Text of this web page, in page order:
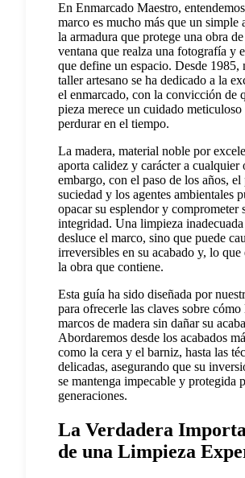
En Enmarcado Maestro,
marco es mucho más que un simple
la armadura que protege una obra
ventana que realza una fotografía y
que define un espacio. Desde 1985,
taller artesano se ha dedicado a la
el enmarcado, con la convicción de
pieza merece un cuidado meticuloso
perdurar en el tiempo.
La madera, material noble por
aporta calidez y carácter a cualquier
embargo, con el paso de los años,
suciedad y los agentes ambientales
opacar su esplendor y comprometer
integridad. Una limpieza
desluce el marco, sino que puede
irreversibles en su acabado y, lo que
la obra que contiene.
Esta guía ha sido diseñada por
para ofrecerle las claves sobre
marcos de madera sin dañar su
Abordaremos desde los acabados
como la cera y el barniz, hasta las
delicadas, asegurando que su
se mantenga impecable y protegida
generaciones.
La Verdadera
de una Limpieza